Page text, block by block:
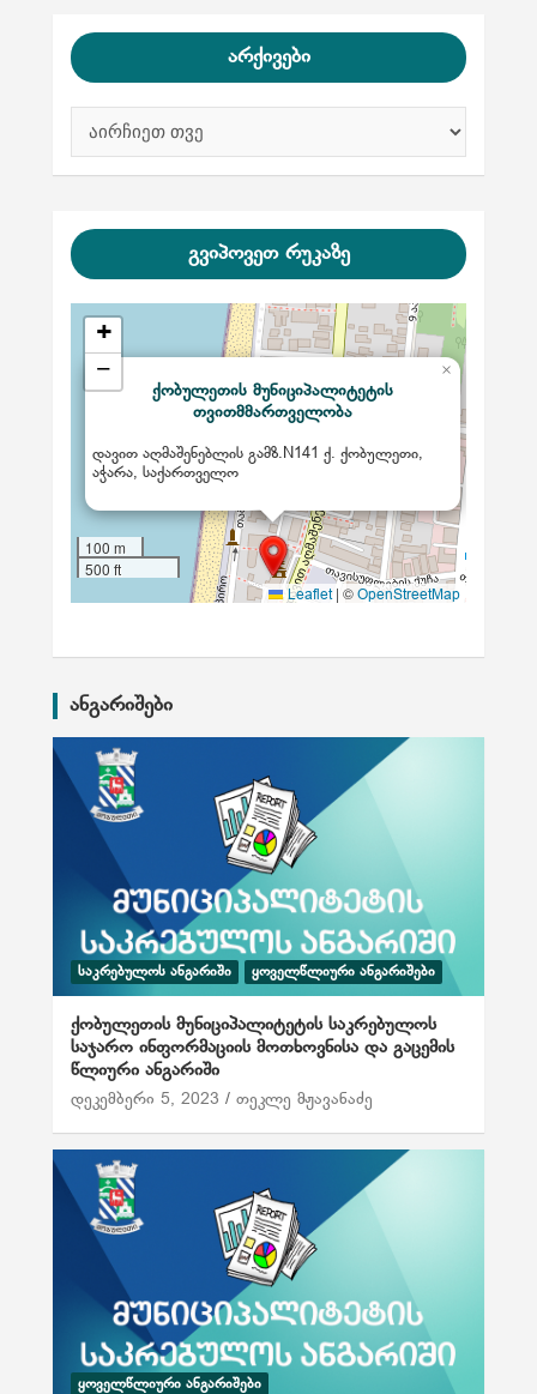
არქივები
ე
ბ
გვიპოვეთ რუკაზე
ქობულეთის მუნიციპალიტეტის
თვითმმართველობა
დავით აღმაშენებლის გამზ.N141 ქ. ქობულეთი,
აჭარა, საქართველო
×
+
−
100 m
500 ft
Leaflet | © OpenStreetMap
ანგარიშები
ᲡᲐᲙᲠᲔᲑᲣᲚᲝᲡ ᲐᲜᲒᲐᲠᲘᲨᲘ ᲧᲝᲕᲔᲚᲬᲚᲘᲣᲠᲘ ᲐᲜᲒᲐᲠᲘᲨᲔᲑᲘ
ქობულეთის მუნიციპალიტეტის საკრებულოს
საჯარო ინფორმაციის მოთხოვნისა და გაცემის
წლიური ანგარიში
დეკემბერი 5, 2023 თეკლე მჟავანაძე
ᲧᲝᲕᲔᲚᲬᲚᲘᲣᲠᲘ ᲐᲜᲒᲐᲠᲘᲨᲔᲑᲘ